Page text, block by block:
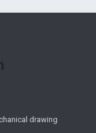
drawing